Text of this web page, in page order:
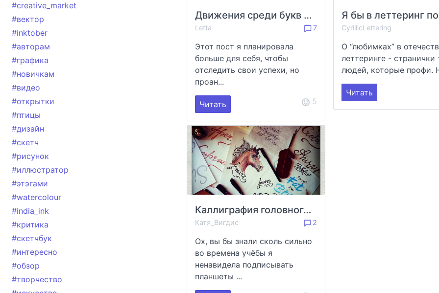
#creative_market
#вектор
#inktober
#авторам
#графика
#новичкам
#видео
#открытки
#птицы
#дизайн
#скетч
#рисунок
#иллюстратор
#этэгами
#watercolour
#india_ink
#критика
#скетчбук
#интересно
#обзор
#творчество
Движения среди букв — мой опыт в леттеринге
Letta 7
Этот пост я планировала
больше для себя, чтобы
отследить свои успехи, но
проан...
Читать 5
CyrillicLettering
О “любимках” в
леттеринге - странички
людей, которые профи.
Читать
Каллиграфия головного мозга
Катя_Вигдис 2
Ох, вы бы знали сколь сильно
во времена учёбы я
ненавидела подписывать
планшеты ...